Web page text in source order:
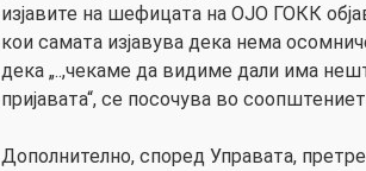
изјавите на шефицата на ОЈО ГОКК
кои самата изјавува дека нема
дека „..,чекаме да видиме дали има
пријавата“, се посочува во
Дополнително, според Управата,